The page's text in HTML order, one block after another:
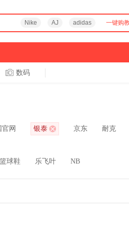
Nike AJ adidas 一键购
数码
网 银泰 京东 耐克
篮球鞋 乐飞叶 NB